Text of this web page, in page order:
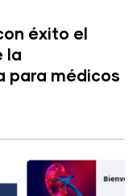
éxito el
la
para médicos